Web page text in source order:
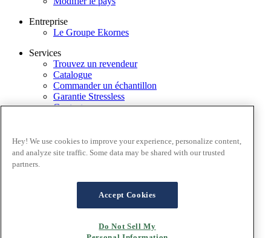
Entreprise
Le Groupe Ekornes
Services
Trouvez un revendeur
Catalogue
Commander un échantillon
Garantie Stressless
Contactez-nous
Conditions générales
Politique de confidentialité
Garantie
FAQ – Ventes en ligne
Hey! We use cookies to improve your experience, personalize content,
and analyze site traffic. Some data may be shared with our trusted
partners.
Accept Cookies
Do Not Sell My